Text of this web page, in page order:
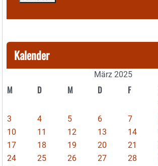
Kalender
März 2025
M D M D F
3
4 5 6 7
10
11 12 13 14
17
18 19 20 21
24
25 26 27 28